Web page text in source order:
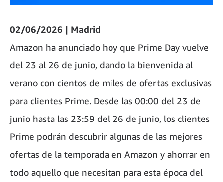
02/06/2026 | Madrid
Amazon ha anunciado hoy que Prime Day vuelve
del 23 al 26 de junio, dando la bienvenida al
verano con cientos de miles de ofertas exclusivas
para clientes Prime. Desde las 00:00 del 23 de
junio hasta las 23:59 del 26 de junio, los clientes
Prime podrán descubrir algunas de las mejores
ofertas de la temporada en Amazon y ahorrar en
todo aquello que necesitan para esta época del